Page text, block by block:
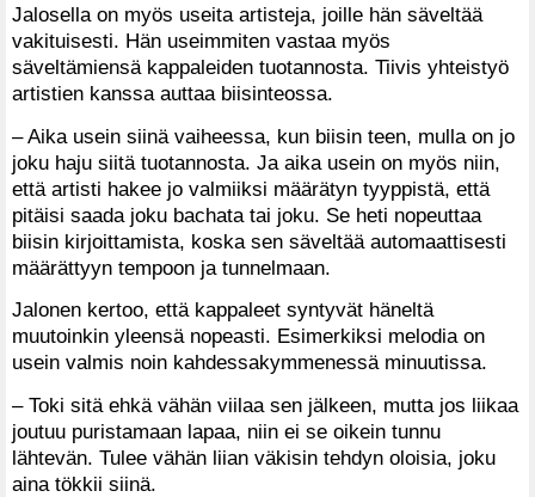
Jalosella on myös useita artisteja, joille hän säveltää
vakituisesti. Hän useimmiten vastaa myös
säveltämiensä kappaleiden tuotannosta. Tiivis yhteistyö
artistien kanssa auttaa biisinteossa.
– Aika usein siinä vaiheessa, kun biisin teen, mulla on jo
joku haju siitä tuotannosta. Ja aika usein on myös niin,
että artisti hakee jo valmiiksi määrätyn tyyppistä, että
pitäisi saada joku bachata tai joku. Se heti nopeuttaa
biisin kirjoittamista, koska sen säveltää automaattisesti
määrättyyn tempoon ja tunnelmaan.
Jalonen kertoo, että kappaleet syntyvät häneltä
muutoinkin yleensä nopeasti. Esimerkiksi melodia on
usein valmis noin kahdessakymmenessä minuutissa.
– Toki sitä ehkä vähän viilaa sen jälkeen, mutta jos liikaa
joutuu puristamaan lapaa, niin ei se oikein tunnu
lähtevän. Tulee vähän liian väkisin tehdyn oloisia, joku
aina tökkii siinä.